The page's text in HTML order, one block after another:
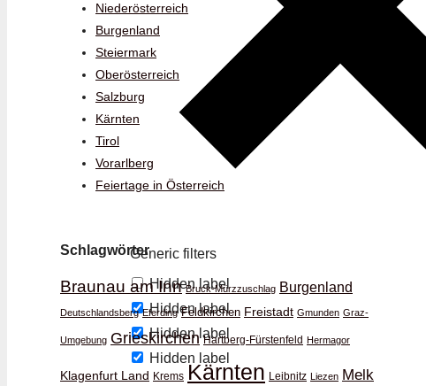
Generic filters
Hidden label
Hidden label
Hidden label
Hidden label
Niederösterreich
Burgenland
Steiermark
Oberösterreich
Salzburg
Kärnten
Tirol
Vorarlberg
Feiertage in Österreich
Schlagwörter
Braunau am Inn Bruck-Mürzzuschlag Burgenland
Deutschlandsberg Eferding Feldkirchen Freistadt Gmunden Graz-
Umgebung Grieskirchen Hartberg-Fürstenfeld Hermagor
Klagenfurt Land Krems Kärnten Leibnitz Liezen Melk